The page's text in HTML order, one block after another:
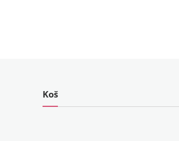
Koš